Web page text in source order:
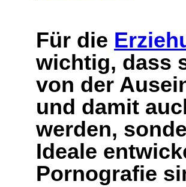
Für die
wichtig, dass
von der
und damit
werden,
Ideale
Pornografie